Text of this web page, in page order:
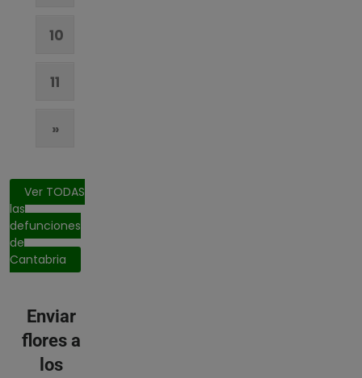
10
11
»
Ver TODAS
las
defunciones
de
Cantabria
Enviar
flores a
los